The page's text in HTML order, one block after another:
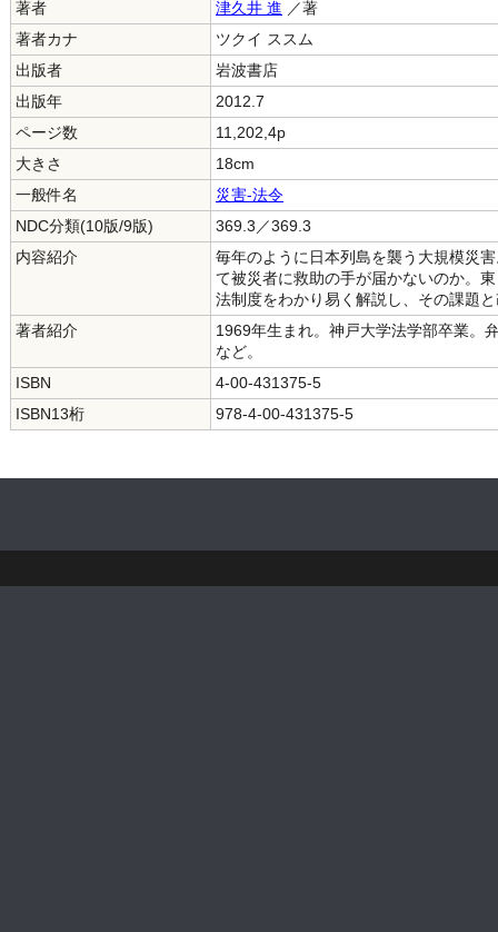
著者
津久井 進 ／著
著者カナ
ツクイ ススム
出版者
岩波書店
出版年
2012.7
ページ数
11,202,4p
大きさ
18cm
一般件名
災害-法令
NDC分類(10版/9版)
369.3／369.3
内容紹介
毎年のように日本列島を襲う大規模災
て被災者に救助の手が届かないのか。
法制度をわかり易く解説し、その課題
著者紹介
1969年生まれ。神戸大学法学部卒業。
など。
ISBN
4-00-431375-5
ISBN13桁
978-4-00-431375-5